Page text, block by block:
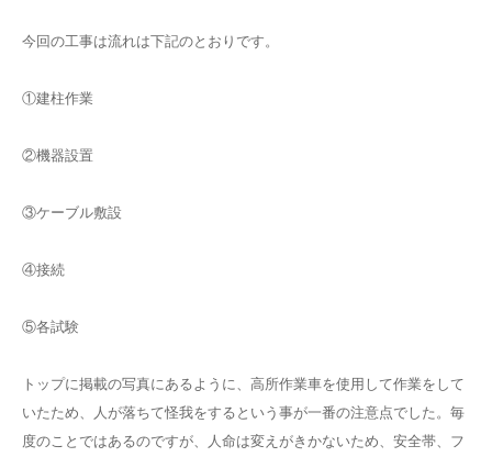
今回の工事は流れは下記のとおりです。
①建柱作業
②機器設置
③ケーブル敷設
④接続
⑤各試験
トップに掲載の写真にあるように、高所作業車を使用して作業をして
いたため、人が落ちて怪我をするという事が一番の注意点でした。毎
度のことではあるのですが、人命は変えがきかないため、安全帯、フ